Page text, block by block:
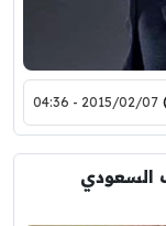
2015/02/07 - 04:36
السعودي